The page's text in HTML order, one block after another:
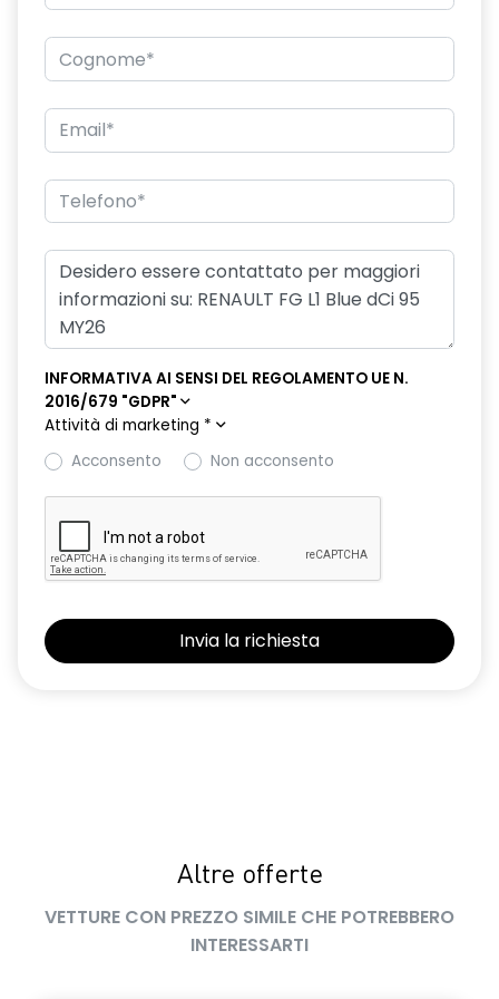
rivestimento base abitacolo in plastica
sistema di controllo della pressione pneumatici indiretto
specchietti esterni asferici, regolabili e autosbrinanti
elettricamente
vano portaoggetti chiuso - lato passeggero
INFORMATIVA AI SENSI DEL REGOLAMENTO UE N.
2016/679 "GDPR"
Attività di marketing *
Acconsento
Non acconsento
Altre offerte
VETTURE CON PREZZO SIMILE CHE POTREBBERO
INTERESSARTI